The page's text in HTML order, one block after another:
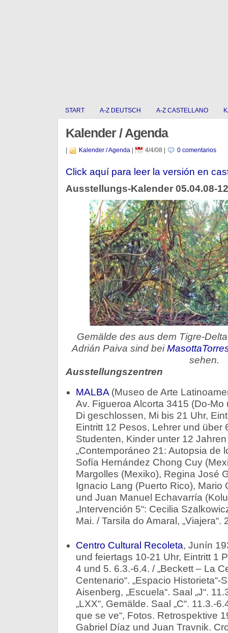
START A-Z DEUTSCH A-Z CASTELLANO
Kalender / Agenda
Kalender / Agenda| 4/4/08 0 comentarios
Click aquí para leer la versión en
Ausstellungs-Kalender 05.04.08-
Gemälde des aus dem Tigre-
Adrián Paiva sind bei
sehen.
Ausstellungszentren
MALBA(Museo de Arte
Av. Figueroa Alcorta 3415 (Do-
Di geschlossen, Mi bis 21 Uhr,
Eintritt 12 Pesos, Lehrer und über
Studenten, Kinder unter 12
„Contemporáneo 21: Autopsia de
Sofía Hernández Chong Cuy
Margolles (Mexiko), Regina José
Ignacio Lang (Puerto Rico), Mario
und Juan Manuel Echavarría
„Intervención 5“: Cecilia
Mai. / Tarsila do Amaral, „Viajera“.
Centro Cultural Recoleta, Junín
und feiertags 10-21 Uhr, Eintritt 1
4 und 5. 6.3.-6.4. / „Beckett – La
Centenario“. „Espacio Historieta“-
Aisenberg, „Escuela“. Saal „J“.
„LXX“, Gemälde. Saal „C“. 11.3.-
que se ve“, Fotos. Retrospektive
Gabriel Díaz und Juan Travnik.